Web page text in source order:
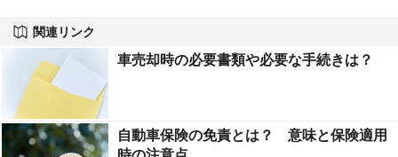
関連リンク
車売却時の必要書類や必要な手続きは？
自動車保険の免責とは？ 意味と保険適用